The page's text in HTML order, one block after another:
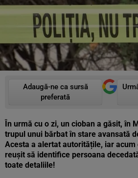
Adaugă-ne ca sursă
preferată
În urmă cu o zi, un cioban a găsit, în
trupul unui bărbat în stare avansată
Acesta a alertat autoritățile, iar acum
reușit să identifice persoana
toate detaliile!